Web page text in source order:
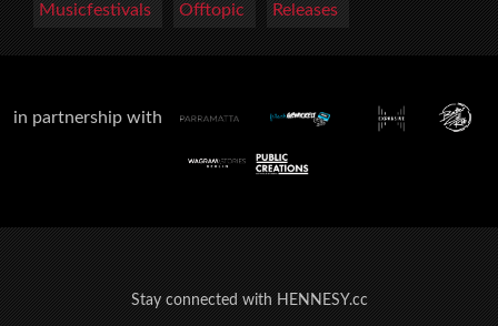
Musicfestivals Offtopic Releases
in partnership with
Stay connected with HENNESY.cc